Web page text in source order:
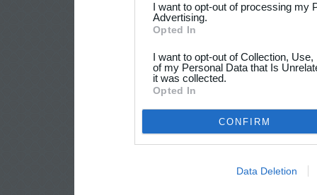
I want to opt-out of processing my
Advertising.
Opted In
I want to opt-out of Collection,
of my Personal Data that Is
it was collected.
Opted In
CONFIRM
Data Deletion